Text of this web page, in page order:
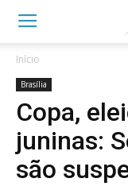
Início
Brasília
Copa,
juninas:
são